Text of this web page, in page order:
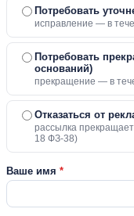
Потребовать
исправление — в
Потребовать
оснований)
прекращение — в
Отказаться от
рассылка
18 ФЗ-38)
Ваше имя *